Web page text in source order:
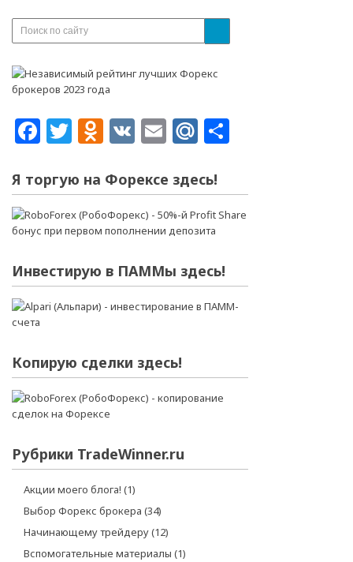
Facebook
Twitter
Odnoklassniki
VK EmailMail.Ru
Я торгую на Форексе здесь!
Инвестирую в ПАММы здесь!
Копирую сделки здесь!
Рубрики TradeWinner.ru
Акции моего блога! (1)
Выбор Форекс брокера (34)
Начинающему трейдеру(12)
Вспомогательные материалы (1)